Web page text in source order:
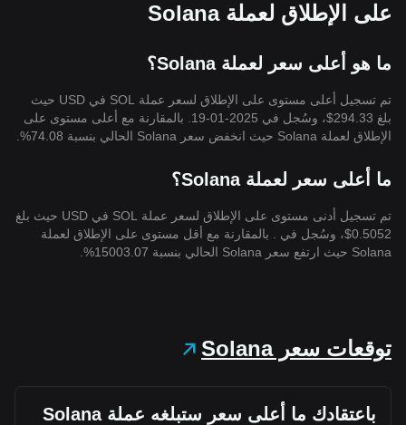
على الإطلاق لعملة Solana
ما هو أعلى سعر لعملة Solana؟
تم تسجيل أعلى مستوى على الإطلاق لسعر عملة SOL في USD حيث
بلغ 294.33$، وسُجل في 2025-01-19. بالمقارنة مع أعلى مستوى على
الإطلاق لعملة Solana حيث انخفض سعر Solana الحالي بنسبة 74.08%.
ما أعلى سعر لعملة Solana؟
تم تسجيل أدنى مستوى على الإطلاق لسعر عملة SOL في USD حيث بلغ
0.5052$، وسُجل في . بالمقارنة مع أقل مستوى على الإطلاق لعملة
Solana حيث ارتفع سعر Solana الحالي بنسبة 15003.07%.
توقعات سعر Solana
باعتقادك ما أعلى سعر ستبلغه عملة Solana